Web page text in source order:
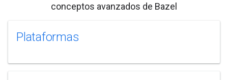
conceptos avanzados de Bazel
Plataformas